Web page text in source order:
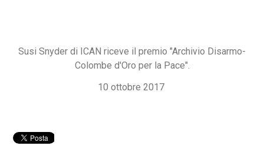
Susi Snyder di ICAN riceve il premio "Archivio Disarmo-
Colombe d'Oro per la Pace".
10 ottobre 2017